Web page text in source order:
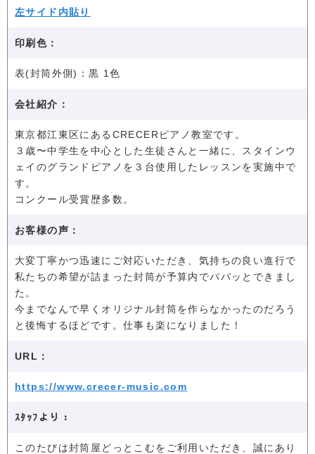
左サイド内貼り
印刷色：
表(封筒外側)：黒 1色
会社紹介：
東京都江東区にあるCRECERピアノ教室です。
３歳〜中学生を中心とした生徒さんと一緒に、スタインウ
ェイのグランドピアノを３台使用したレッスンを実施中で
す。
コンクール受賞歴多数。
お客様の声：
大変丁寧かつ迅速にご対応いただき、気持ちの良い進行で
私たちの希望が詰まった封筒が予算内でパパッとできまし
た。
今までなんで早くオリジナル封筒を作らなかったのだろう
と後悔するほどです。仕事も楽になりました！
URL：
https://www.crecer-music.com
ｽﾀｯﾌより：
このたびは封筒屋どっとこむをご利用いただき、誠にあり